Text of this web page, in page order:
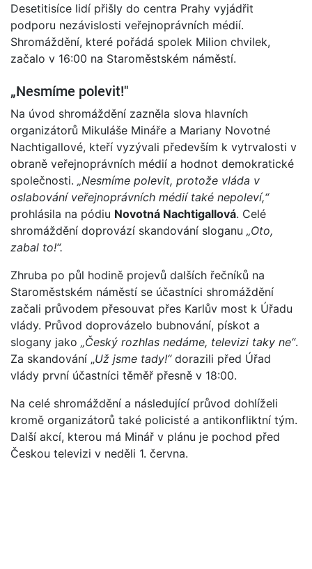
Desetitisíce lidí přišly do centra Prahy vyjádřit
podporu nezávislosti veřejnoprávních médií.
Shromáždění, které pořádá spolek Milion chvilek,
začalo v 16:00 na Staroměstském náměstí.
„Nesmíme polevit!"
Na úvod shromáždění zazněla slova hlavních
organizátorů Mikuláše Mináře a Mariany Novotné
Nachtigallové, kteří vyzývali především k vytrvalosti v
obraně veřejnoprávních médií a hodnot demokratické
společnosti. „Nesmíme polevit, protože vláda v
oslabování veřejnoprávních médií také nepoleví,“
prohlásila na pódiu Novotná Nachtigallová. Celé
shromáždění doprovází skandování sloganu „Oto,
zabal to!“.
Zhruba po půl hodině projevů dalších řečníků na
Staroměstském náměstí se účastníci shromáždění
začali průvodem přesouvat přes Karlův most k Úřadu
vlády. Průvod doprovázelo bubnování, pískot a
slogany jako „Český rozhlas nedáme, televizi taky ne“.
Za skandování „Už jsme tady!“dorazili před Úřad
vlády první účastníci těměř přesně v 18:00.
Na celé shromáždění a následující průvod dohlíželi
kromě organizátorů také policisté a antikonfliktní tým.
Další akcí, kterou má Minář v plánu je pochod před
Českou televizi v neděli 1. června.